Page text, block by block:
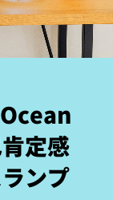
WHAT’S
LIFE
LABEL
ライフレー
ついて
はい
定感
ンプ